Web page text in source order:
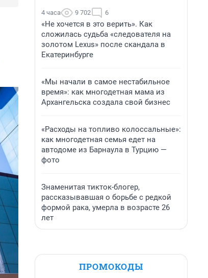
4 часа 9 702 6
«Не хочется в это верить». Как
сложилась судьба «следователя на
золотом Lexus» после скандала в
Екатеринбурге
«Мы начали в самое нестабильное
время»: как многодетная мама из
Архангельска создала свой бизнес
«Расходы на топливо колоссальные»:
как многодетная семья едет на
автодоме из Барнаула в Турцию —
фото
Знаменитая тикток-блогер,
рассказывавшая о борьбе с редкой
формой рака, умерла в возрасте 26
лет
ПРОМОКОДЫ